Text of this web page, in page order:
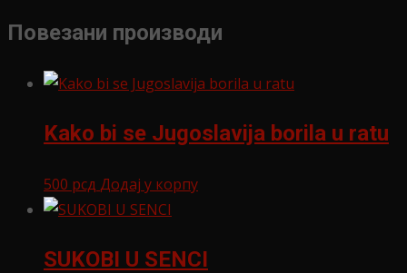
Повезани производи
Kako bi se Jugoslavija borila u ratu
500 рсд Додај у корпу
SUKOBI U SENCI